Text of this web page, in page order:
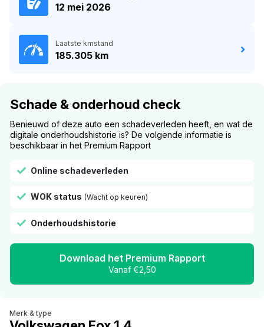
12 mei 2026
Laatste kmstand
185.305 km
Schade & onderhoud check
Benieuwd of deze auto een schadeverleden heeft, en wat de
digitale onderhoudshistorie is? De volgende informatie is
beschikbaar in het Premium Rapport
Online schadeverleden
WOK status (Wacht op keuren)
Onderhoudshistorie
Download het Premium Rapport
Vanaf €2,50
Merk & type